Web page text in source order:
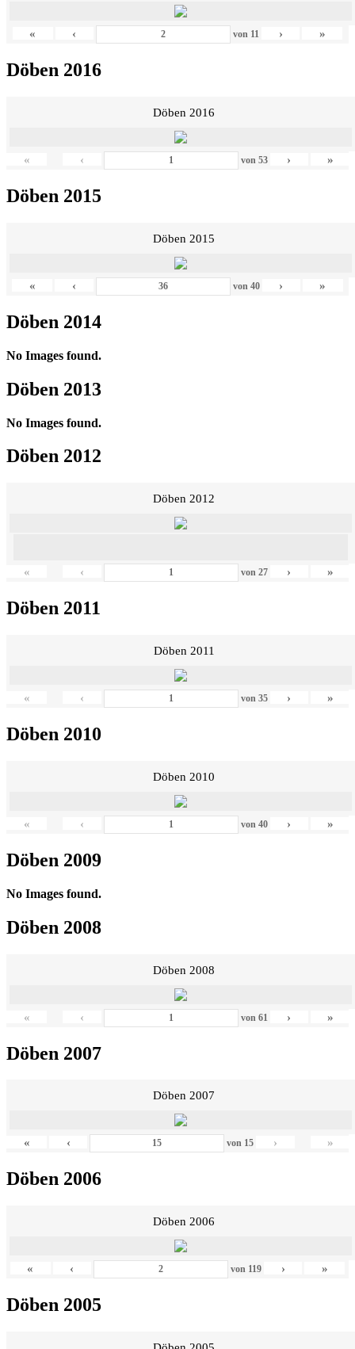
« ‹ von 11 › »
Döben 2016
Döben 2016
« ‹ von 53 › »
Döben 2015
Döben 2015
« ‹ von 40 › »
Döben 2014
No Images found.
Döben 2013
No Images found.
Döben 2012
Döben 2012
« ‹ von 27 › »
Döben 2011
Döben 2011
« ‹ von 35 › »
Döben 2010
Döben 2010
« ‹ von 40 › »
Döben 2009
No Images found.
Döben 2008
Döben 2008
« ‹ von 61 › »
Döben 2007
Döben 2007
« ‹ von 15 › »
Döben 2006
Döben 2006
« ‹ von 119 › »
Döben 2005